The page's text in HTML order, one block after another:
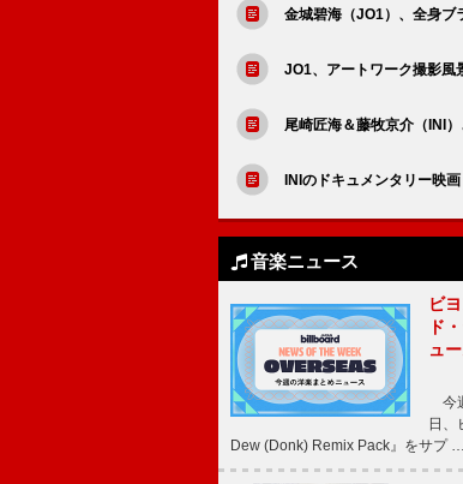
金城碧海（JO1）、全身ブ
JO1、アートワーク撮影風
尾崎匠海＆藤牧京介（INI
INIのドキュメンタリー映
音楽ニュース
ビ
ド
ュ
今
日、
Dew (Donk) Remix Pack』をサプ …